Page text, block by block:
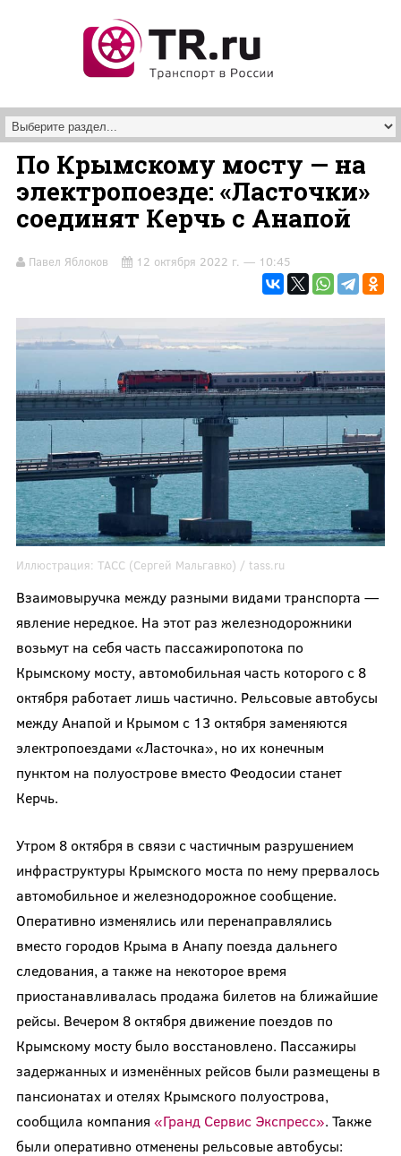
По Крымскому мосту — на
электропоезде: «Ласточки»
соединят Керчь с Анапой
Павел Яблоков 12 октября 2022 г. — 10:45
Иллюстрация: ТАСС (Сергей Мальгавко) / tass.ru
Взаимовыручка между разными видами транспорта —
явление нередкое. На этот раз железнодорожники
возьмут на себя часть пассажиропотока по
Крымскому мосту, автомобильная часть которого с 8
октября работает лишь частично. Рельсовые автобусы
между Анапой и Крымом с 13 октября заменяются
электропоездами «Ласточка», но их конечным
пунктом на полуострове вместо Феодосии станет
Керчь.
Утром 8 октября в связи с частичным разрушением
инфраструктуры Крымского моста по нему прервалось
автомобильное и железнодорожное сообщение.
Оперативно изменялись или перенаправлялись
вместо городов Крыма в Анапу поезда дальнего
следования, а также на некоторое время
приостанавливалась продажа билетов на ближайшие
рейсы. Вечером 8 октября движение поездов по
Крымскому мосту было восстановлено. Пассажиры
задержанных и изменённых рейсов были размещены в
пансионатах и отелях Крымского полуострова,
сообщила компания «Гранд Сервис Экспресс». Также
были оперативно отменены рельсовые автобусы: